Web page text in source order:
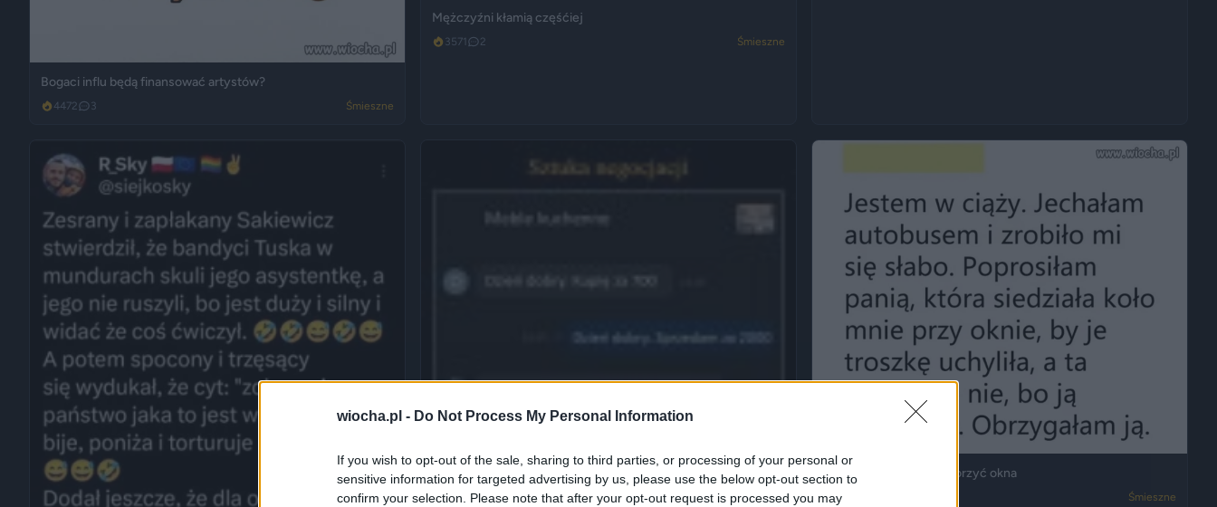
wiocha.pl - Do Not Process My Personal Information
If you wish to opt-out of the sale, sharing to third parties, or processing of your personal or
sensitive information for targeted advertising by us, please use the below opt-out section to
confirm your selection. Please note that after your opt-out request is processed you may
Bogaci influ będą finansować artystów?
4472 3 Śmieszne
Mężczyźni kłamią częśćiej
3571 2 Śmieszne
Kobieta nie chciała otworzyć okna
2951 Śmieszne